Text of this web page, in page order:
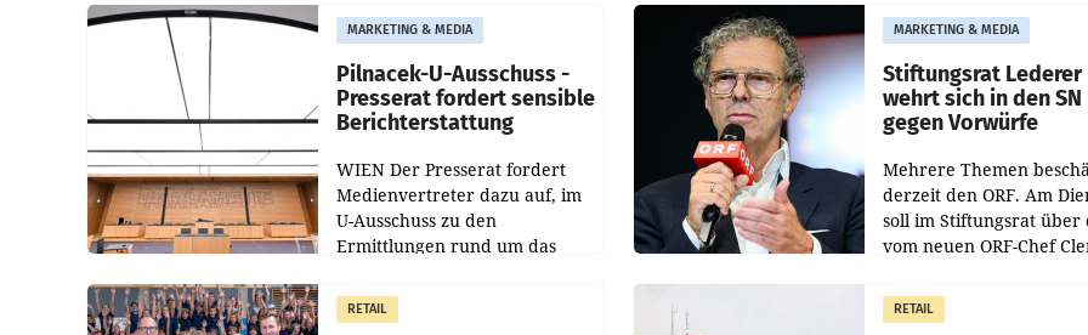
MARKETING & MEDIA
Pilnacek-U-Ausschuss -
Presserat fordert sensible
Berichterstattung
WIEN Der Presserat fordert
Medienvertreter dazu auf, im
U-Ausschuss zu den
Ermittlungen rund um das
im Justizministerium, Christian
Pilnacek, auf sensible
MARKETING & MEDIA
Stiftungsrat Lederer
wehrt sich in den SN
gegen Vorwürfe
Mehrere Themen
derzeit den ORF. Am
soll im Stiftungsrat über
vom neuen ORF-Chef
Besetzungen für die
Direktionen abgestimmt
RETAIL RETAIL